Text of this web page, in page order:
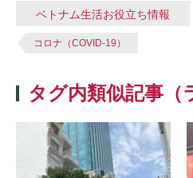
ベトナム生活お役立ち情報
コロナ（COVID-19）
タグ内類似記事（